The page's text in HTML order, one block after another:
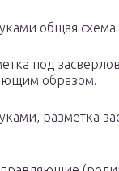
общая схема
под
образом.
разметка